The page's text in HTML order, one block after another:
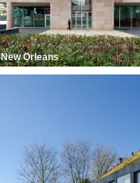
New Orleans